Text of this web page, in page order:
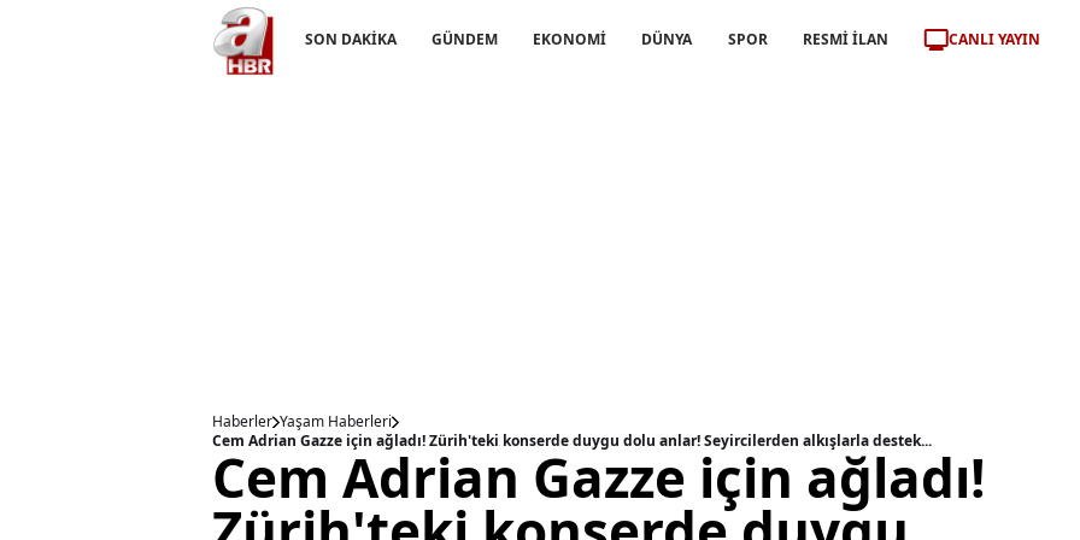
SON DAKİKA GÜNDEM EKONOMİ DÜNYA SPOR RESMİ İLAN CANLI YAYIN
Haberler Yaşam Haberleri
Cem Adrian Gazze için ağladı! Zürih'teki konserde duygu dolu anlar! Seyircilerden alkışlarla destek...
Cem Adrian Gazze için ağladı!